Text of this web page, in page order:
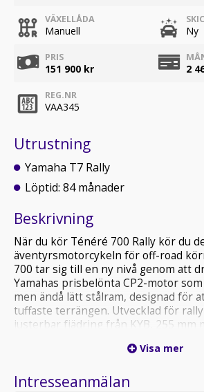
VÄXELLÅDA
Manuell Ny
PRIS
151 900 kr 2
REG.NR
VAA345
Utrustning
Yamaha T7 Rally
Löptid: 84 månader
Beskrivning
När du kör Ténéré 700 Rally kör du
äventyrsmotorcykeln för off-road
700 tar sig till en ny nivå genom att
Yamahas prisbelönta CP2-motor
men ändå lätt stålram, designad för
tuffaste terrängen. Utvecklad för
justerbar fjädring från KYB, 255 mm
perfekt kontroll i de mest extrema
Kontantinsats:30380:-
Visa mer
Intresseanmälan